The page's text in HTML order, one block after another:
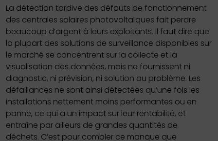
La détection tardive des défauts de fonctionnement
des centrales solaires photovoltaïques fait perdre
beaucoup d’argent à leurs exploitants. Il faut dire que
la plupart des solutions de surveillance disponibles sur
le marché se concentrent sur la collecte et la
visualisation des données, mais ne fournissent ni
diagnostic, ni prévision, ni solution au problème. Les
défaillances ne sont ainsi détectées qu’une fois les
installations nettement moins performantes ou en
panne, ce qui a un impact sur leur rentabilité, et
entraîne par ailleurs de grandes quantités de
déchets. C’est pour combler ce manque que